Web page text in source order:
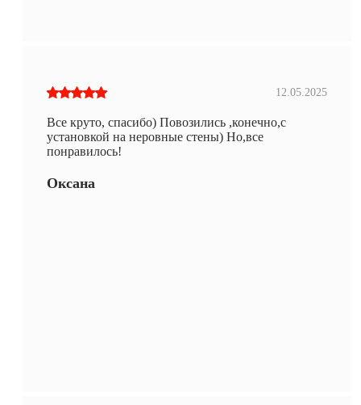
12.05.2025
Все круто, спасибо) Повозились ,конечно,с
установкой на неровные стены) Но,все
понравилось!
Оксана